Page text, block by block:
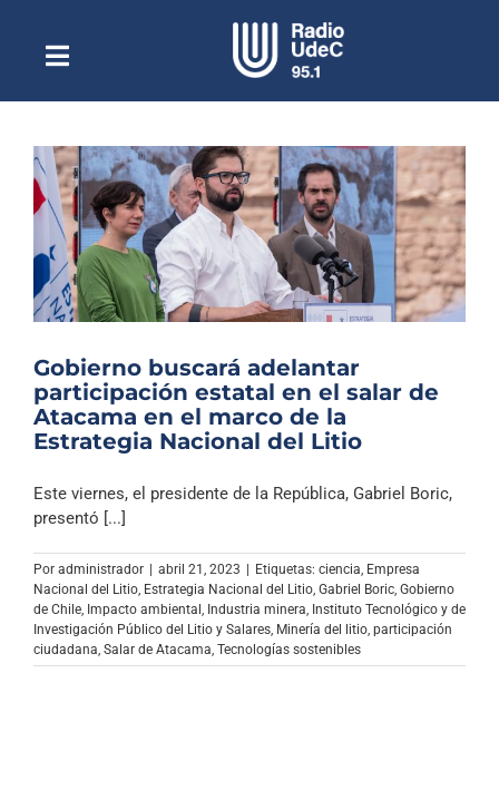
contenidoToggle
NavigationEscuchar Radio UdeC en vivo
Quiénes Somos
Programación
Podcast
Noticias
Columnas
Música Clásica
Gobierno buscará adelantar
participación estatal en el salar de
Atacama en el marco de la
Estrategia Nacional del Litio
Este viernes, el presidente de la República, Gabriel Boric,
presentó [...]
Por administrador | abril 21, 2023 | Etiquetas: ciencia Empresa
Nacional del Litio Estrategia Nacional del Litio Gabriel Boric Gobierno
de Chile Impacto ambiental Industria minera Instituto Tecnológico y de
Investigación Público del Litio y Salares Minería del litio participación
ciudadana Salar de Atacama Tecnologías sostenibles